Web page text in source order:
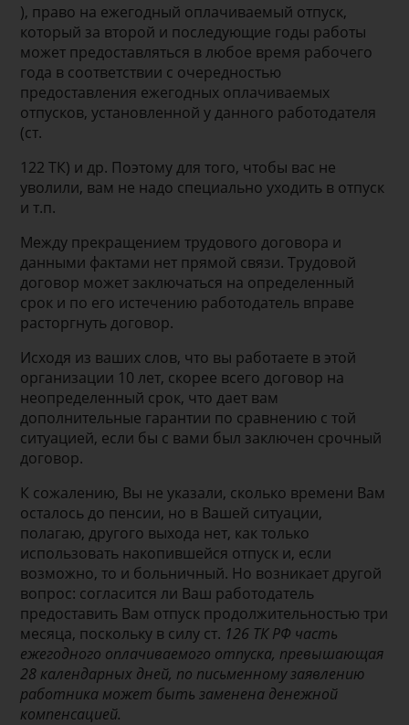
), право на ежегодный оплачиваемый отпуск,
который за второй и последующие годы работы
может предоставляться в любое время рабочего
года в соответствии с очередностью
предоставления ежегодных оплачиваемых
отпусков, установленной у данного работодателя
(ст.
122 ТК) и др. Поэтому для того, чтобы вас не
уволили, вам не надо специально уходить в отпуск
и т.п.
Между прекращением трудового договора и
данными фактами нет прямой связи. Трудовой
договор может заключаться на определенный
срок и по его истечению работодатель вправе
расторгнуть договор.
Исходя из ваших слов, что вы работаете в этой
организации 10 лет, скорее всего договор на
неопределенный срок, что дает вам
дополнительные гарантии по сравнению с той
ситуацией, если бы с вами был заключен срочный
договор.
К сожалению, Вы не указали, сколько времени Вам
осталось до пенсии, но в Вашей ситуации,
полагаю, другого выхода нет, как только
использовать накопившейся отпуск и, если
возможно, то и больничный. Но возникает другой
вопрос: согласится ли Ваш работодатель
предоставить Вам отпуск продолжительностью три
месяца, поскольку в силу ст. 126 ТК РФ часть
ежегодного оплачиваемого отпуска, превышающая
28 календарных дней, по письменному заявлению
работника может быть заменена денежной
компенсацией.